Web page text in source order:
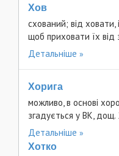
Хов
схований; від ховати,
щоб приховати їх від
Детальніше
Хорига
можливо, в основі
згадується у ВК, дощ.
Детальніше
Хотко